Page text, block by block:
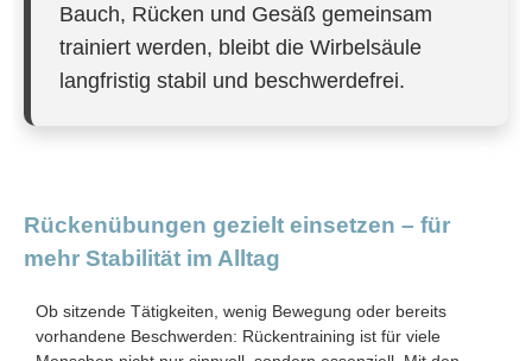
Bauch, Rücken und Gesäß gemeinsam
trainiert werden, bleibt die Wirbelsäule
langfristig stabil und beschwerdefrei.
Rückenübungen gezielt einsetzen – für
mehr Stabilität im Alltag
Ob sitzende Tätigkeiten, wenig Bewegung oder bereits
vorhandene Beschwerden: Rückentraining ist für viele